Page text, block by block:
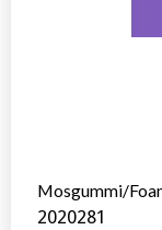
Mosgummi/
2020281